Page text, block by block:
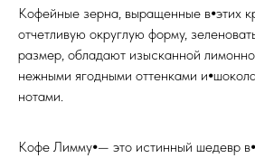
Кофейные зерна, выращенные в⦁этих
отчетливую округлую форму,
размер, обладают изысканной
нежными ягодными оттенками
нотами.
Кофе Лимму⦁— это истинный шедевр